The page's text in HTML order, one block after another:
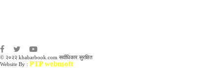
© २०२२ khabarbook.com सर्वाधिकार सुरक्षित
Website By : PTP webnsoft